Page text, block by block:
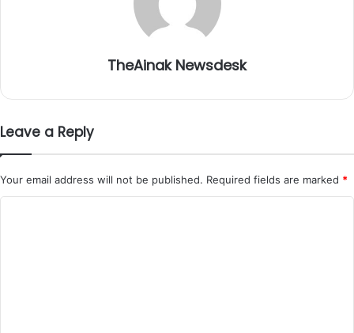
TheAinak Newsdesk
Leave a Reply
Your email address will not be published. Required fields are marked *